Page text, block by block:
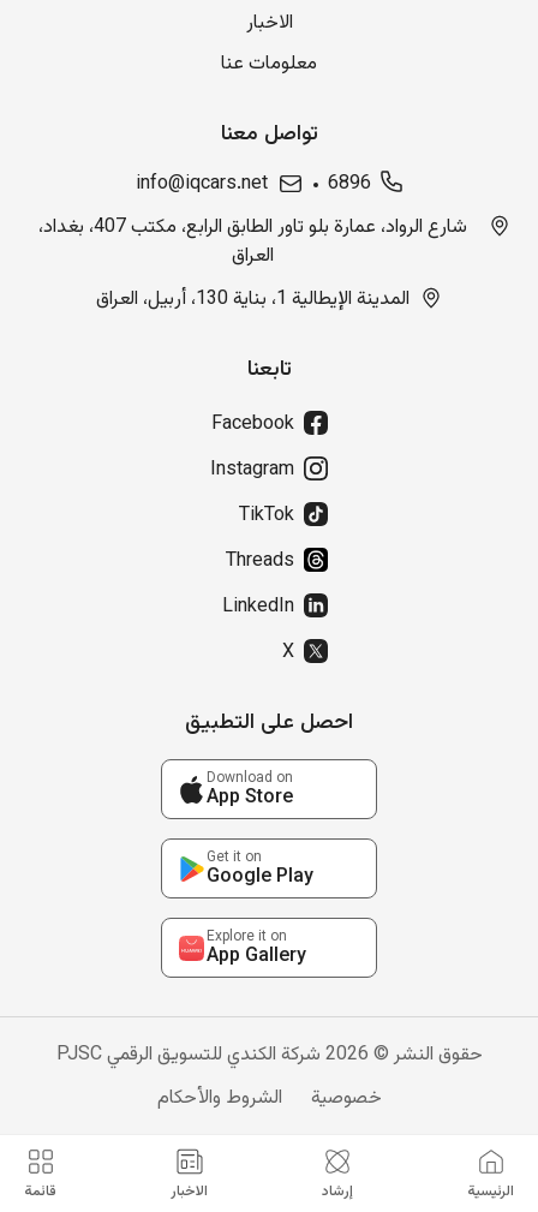
الرئيسية إرشاد الاخبار قائمة
الاخبار
معلومات عنا
تواصل معنا
6896
info@iqcars.net
شارع الرواد، عمارة بلو تاور الطابق الرابع، مكتب 407، بغداد،
العراق
المدينة الإيطالية 1، بناية 130، أربيل، العراق
تابعنا
Facebook
Instagram
TikTok
Threads
LinkedIn
X
احصل على التطبيق
Download on
App Store
Get it on
Google Play
Explore it on
App Gallery
حقوق النشر © 2026 شركة الكندي للتسويق الرقمي PJSC
خصوصية
الشروط والأحكام